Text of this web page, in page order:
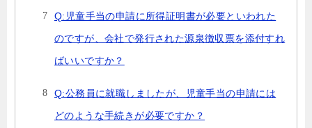
Q:児童手当の申請に所得証明書が必要といわれた
のですが、会社で発行された源泉徴収票を添付すれ
ばいいですか？
Q:公務員に就職しましたが、児童手当の申請には
どのような手続きが必要ですか？